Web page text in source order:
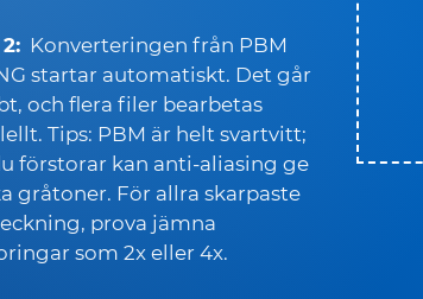
Konverteringen från PBM
startar automatiskt. Det går
och flera filer bearbetas
Tips: PBM är helt svartvitt;
förstorar kan anti-aliasing ge
gråtoner. För allra skarpaste
prova jämna
som 2x eller 4x.